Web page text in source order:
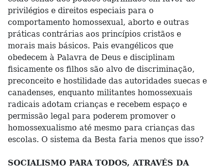
privilégios e direitos especiais para o
comportamento homossexual, aborto e outras
práticas contrárias aos princípios cristãos e
morais mais básicos. Pais evangélicos que
obedecem à Palavra de Deus e disciplinam
fisicamente os filhos são alvo de discriminação,
preconceito e hostilidade das autoridades suecas e
canadenses, enquanto militantes homossexuais
radicais adotam crianças e recebem espaço e
permissão legal para poderem promover o
homossexualismo até mesmo para crianças das
escolas. O sistema da Besta faria menos que isso?
SOCIALISMO PARA TODOS, ATRAVÉS DA